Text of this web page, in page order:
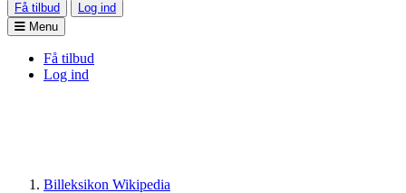
Få tilbud
Log ind
Menu
Få tilbud
Log ind
Billeksikon Wikipedia